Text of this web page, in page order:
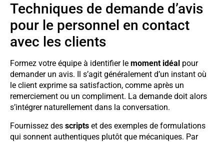
Techniques de demande d’avis
pour le personnel en contact
avec les clients
Formez votre équipe à identifier le moment idéal pour
demander un avis. Il s’agit généralement d’un instant où
le client exprime sa satisfaction, comme après un
remerciement ou un compliment. La demande doit alors
s’intégrer naturellement dans la conversation.
Fournissez des scripts et des exemples de formulations
qui sonnent authentiques plutôt que mécaniques. Par